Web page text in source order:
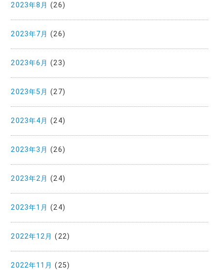
2023年8月 (26)
2023年7月 (26)
2023年6月 (23)
2023年5月 (27)
2023年4月 (24)
2023年3月 (26)
2023年2月 (24)
2023年1月 (24)
2022年12月 (22)
2022年11月 (25)